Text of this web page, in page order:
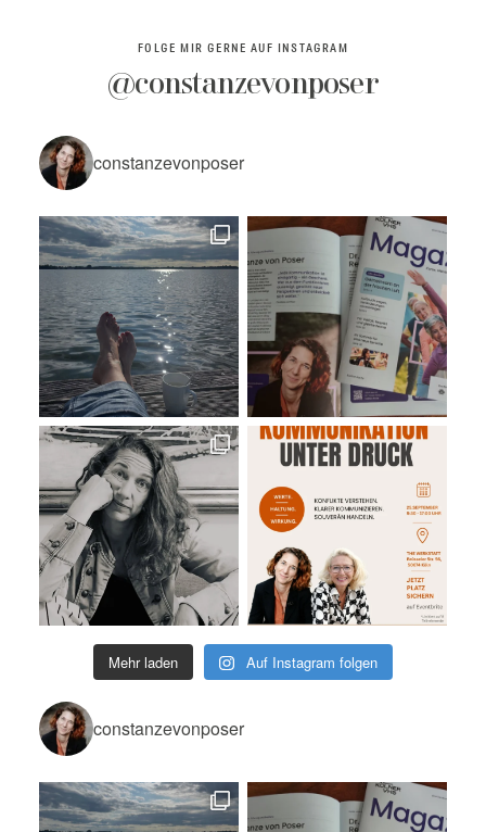
FOLGE MIR GERNE AUF INSTAGRAM
@constanzevonposer
constanzevonposer
Mehr laden Auf Instagram folgen
constanzevonposer